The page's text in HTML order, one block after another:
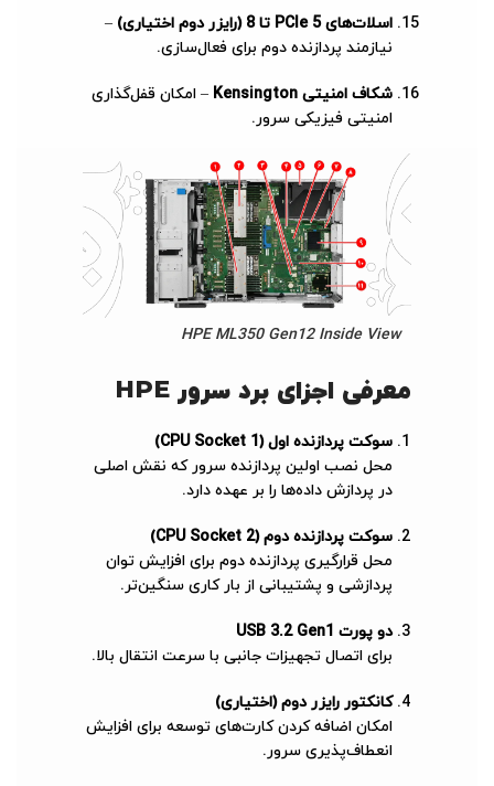
اسلات‌های PCIe 5 تا 8 (رایزر دوم اختیاری)
–
نیازمند پردازنده دوم برای فعال‌سازی.
شکاف امنیتی Kensington
– امکان قفل‌گذاری
امنیتی فیزیکی سرور.
HPE ML350 Gen12 Inside View
معرفی اجزای برد سرور HPE
سوکت پردازنده اول (CPU Socket 1)
محل نصب اولین پردازنده سرور که نقش اصلی
در پردازش داده‌ها را بر عهده دارد.
سوکت پردازنده دوم (CPU Socket 2)
محل قرارگیری پردازنده دوم برای افزایش توان
پردازشی و پشتیبانی از بار کاری سنگین‌تر.
دو پورت USB 3.2 Gen1
برای اتصال تجهیزات جانبی با سرعت انتقال بالا.
کانکتور رایزر دوم (اختیاری)
امکان اضافه کردن کارت‌های توسعه برای افزایش
انعطاف‌پذیری سرور.